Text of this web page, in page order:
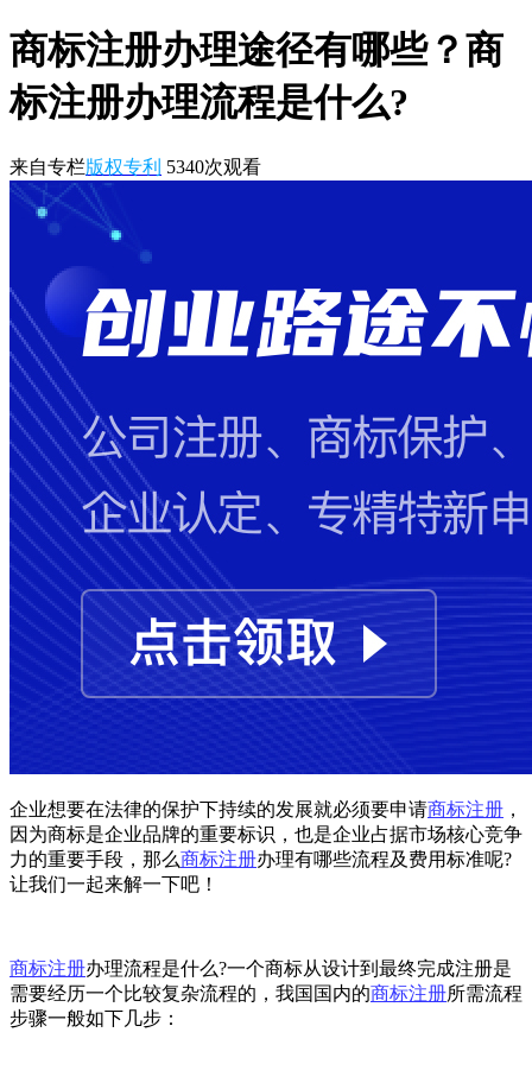
商标注册办理途径有哪些？商
标注册办理流程是什么?
来自专栏版权专利 5340次观看
企业想要在法律的保护下持续的发展就必须要申请商标注册 ，
因为商标是企业品牌的重要标识，也是企业占据市场核心竞争
力的重要手段，那么商标注册办理有哪些流程及费用标准呢?
让我们一起来解一下吧！
商标注册办理流程是什么?一个商标从设计到最终完成注册是
需要经历一个比较复杂流程的，我国国内的商标注册所需流程
步骤一般如下几步：